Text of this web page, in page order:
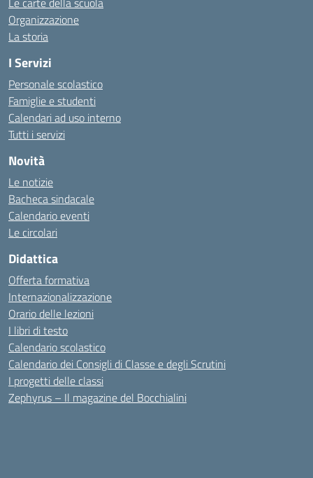
Organizzazione
La storia
I Servizi
Personale scolastico
Famiglie e studenti
Calendari ad uso interno
Tutti i servizi
Novità
Le notizie
Bacheca sindacale
Calendario eventi
Le circolari
Didattica
Offerta formativa
Internazionalizzazione
Orario delle lezioni
I libri di testo
Calendario scolastico
Calendario dei Consigli di Classe e degli Scrutini
I progetti delle classi
Zephyrus – Il magazine del Bocchialini